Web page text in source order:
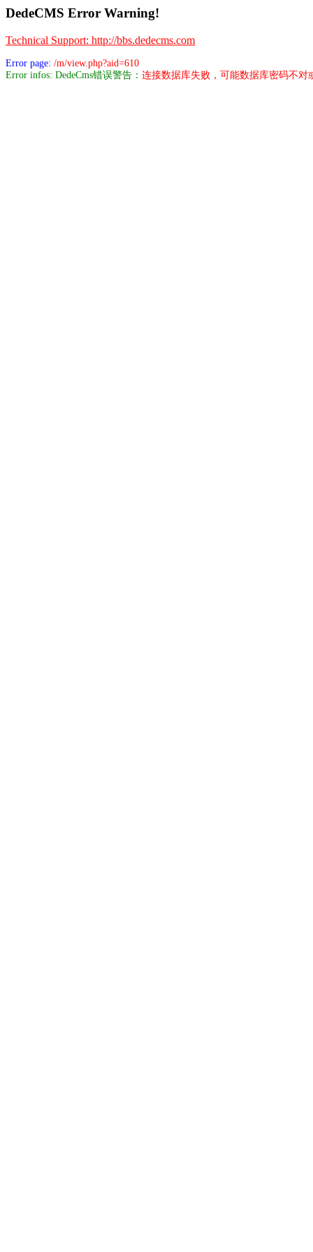
DedeCMS Error Warning!
Technical Support: http://bbs.dedecms.com
Error page: /m/view.php?aid=610
Error infos: DedeCms错误警告： 连接数据库失败，可能数据库密码不对